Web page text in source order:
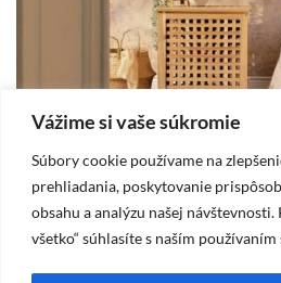
Vážime si vaše súkromie
Súbory cookie používame na
prehliadania, poskytovanie
obsahu a analýzu našej
všetko“ súhlasíte s naším
DOM
2025-10-19
Vidiecka spálňa – štýl,